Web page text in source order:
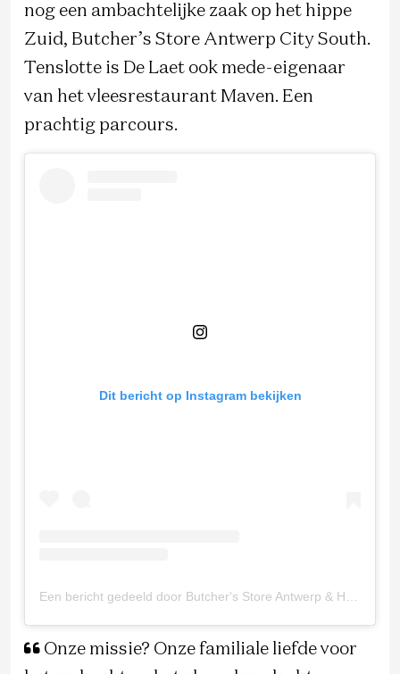
nog een ambachtelijke zaak op het hippe
Zuid, Butcher’s Store Antwerp City South.
Tenslotte is De Laet ook mede-eigenaar
van het vleesrestaurant Maven. Een
prachtig parcours.
Dit bericht op Instagram bekijken
Onze missie? Onze familiale liefde voor